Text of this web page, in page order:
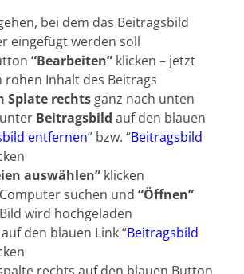
bei dem das Beitragsbild
eingefügt werden soll
“Bearbeiten” klicken – jetzt
rohen Inhalt des Beitrags
Splate rechts ganz nach unten
Beitragsbild auf den blauen
entfernen” bzw. “Beitragsbild
auswählen” klicken
suchen und“Öffnen”
wird hochgeladen
den blauen Link “Beitragsbild